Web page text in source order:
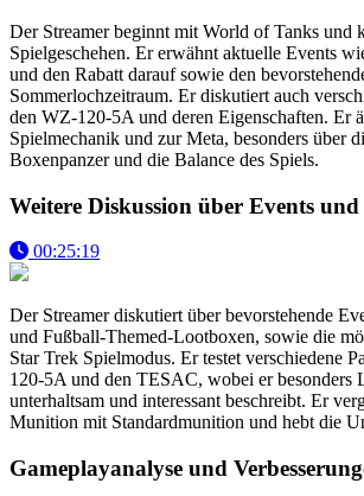
Der Streamer beginnt mit World of Tanks und
Spielgeschehen. Er erwähnt aktuelle Events
und den Rabatt darauf sowie den
Sommerlochzeitraum. Er diskutiert auch
den WZ-120-5A und deren Eigenschaften. Er
Spielmechanik und zur Meta, besonders über
Boxenpanzer und die Balance des Spiels.
Weitere Diskussion über Events und
00:25:19
Der Streamer diskutiert über bevorstehende
und Fußball-Themed-Lootboxen, sowie die
Star Trek Spielmodus. Er testet verschiedene
120-5A und den TESAC, wobei er besonders
unterhaltsam und interessant beschreibt. Er
Munition mit Standardmunition und hebt die
Gameplayanalyse und